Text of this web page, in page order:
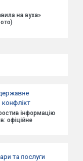
на вуха»
конфлікт
інформацію
офіційне
та послуги